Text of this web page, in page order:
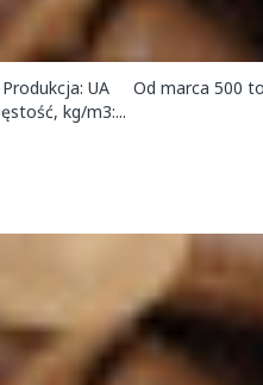
Produkcja: UA Od marca
kg/m3:...